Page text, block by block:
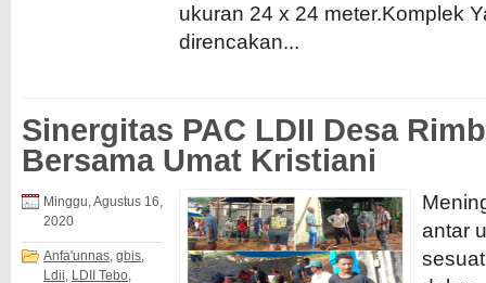
ukuran 24 x 24 meter.Komplek
direncakan...
Sinergitas PAC LDII Desa
Bersama Umat Kristiani
Minggu, Agustus 16,
2020
Anfa'unnas gbis
Ldii LDII Tebo
antar